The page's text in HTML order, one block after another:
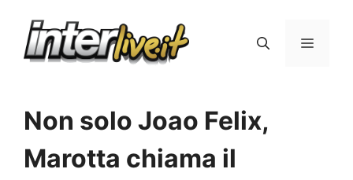
Menu
Non solo Joao Felix,
Marotta chiama il